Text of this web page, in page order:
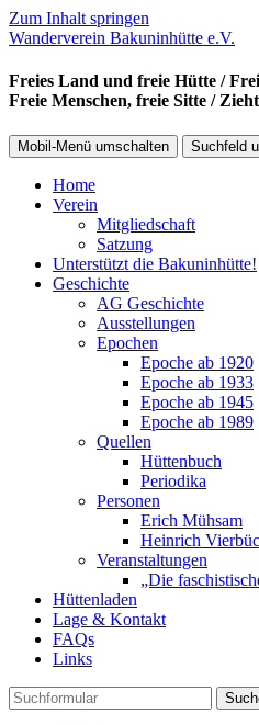
Zum Inhalt springen
Wanderverein Bakuninhütte e.V.
Freies Land und freie Hütte /
Freie Menschen, freie Sitte /
Mobil-Menü umschalten Suchfeld
Home
Verein
Mitgliedschaft
Satzung
Unterstützt die Bakuninhütte!
Geschichte
AG Geschichte
Ausstellungen
Epochen
Epoche ab 1920
Epoche ab 1933
Epoche ab 1945
Epoche ab 1989
Quellen
Hüttenbuch
Periodika
Personen
Erich Mühsam
Heinrich
Veranstaltungen
„Die
Hüttenladen
Lage & Kontakt
FAQs
Links